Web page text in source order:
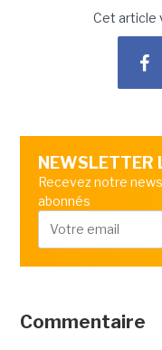
Cet article
NEWSLETTER
Recevez notre
abonnés
Commentaire